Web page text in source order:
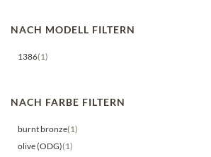
NACH MODELL FILTERN
1386(1)
NACH FARBE FILTERN
burnt bronze(1)
olive (ODG)(1)